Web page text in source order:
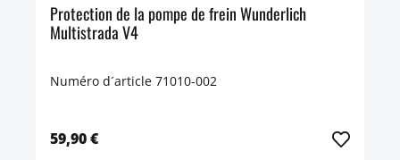
Protection de la pompe de frein Wunderlich
Multistrada V4
Numéro d´article 71010-002
59,90 €